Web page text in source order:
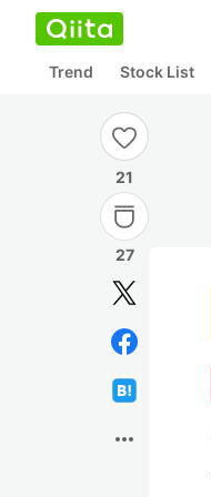
Trend Stock List
21
27
more_horiz